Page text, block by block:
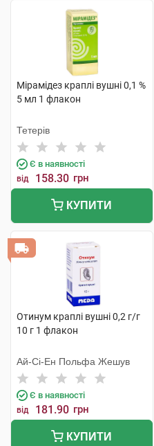
Мірамідез краплі вушні 0,1 %
5 мл 1 флакон
Тетерів
Є в наявності
від 158.30 грн
КУПИТИ
Отинум краплі вушні 0,2 г/г
10 г 1 флакон
Ай-Сі-Ен Польфа Жешув
Є в наявності
від 181.90 грн
КУПИТИ